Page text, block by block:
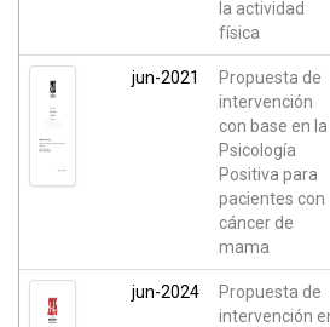
la actividad
física
jun-2021
Propuesta de
intervención
con base en la
Psicología
Positiva para
pacientes con
cáncer de
mama
jun-2024
Propuesta de
intervención